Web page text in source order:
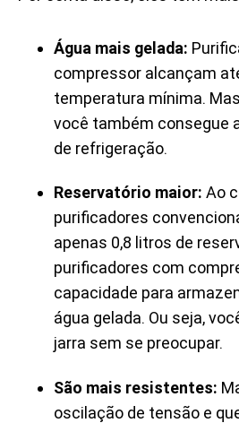
Água mais gelada:
compressor alcançam
temperatura mínima.
você também consegue
de refrigeração.
Reservatório maior: Ao
purificadores
apenas 0,8 litros de
purificadores com
capacidade para
água gelada. Ou seja,
jarra sem se preocupar.
São mais resistentes:
oscilação de tensão e